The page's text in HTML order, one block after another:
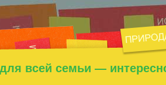
всей семьи —